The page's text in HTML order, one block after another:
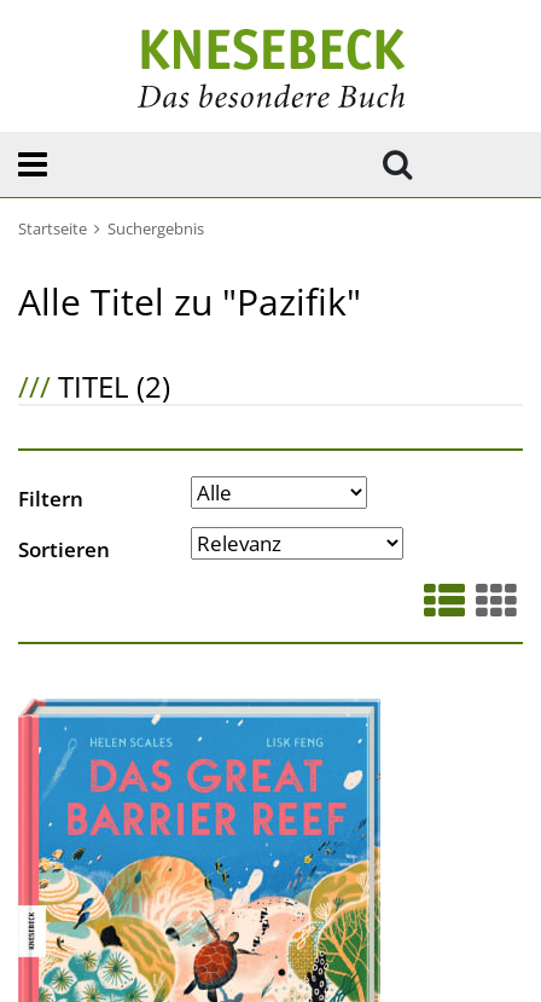
Startseite Suchergebnis
Alle Titel zu "Pazifik"
///TITEL (2)
Filtern
Sortieren